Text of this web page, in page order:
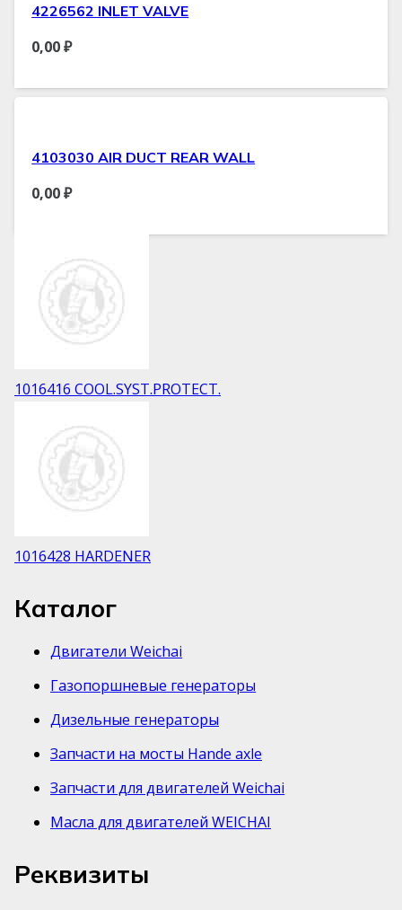
4226562 INLET VALVE
0,00₽
4103030 AIR DUCT REAR WALL
0,00₽
1016416 COOL.SYST.PROTECT.
1016428 HARDENER
Каталог
Двигатели Weichai
Газопоршневые генераторы
Дизельные генераторы
Запчасти на мосты Hande axle
Запчасти для двигателей Weichai
Масла для двигателей WEICHAI
Реквизиты